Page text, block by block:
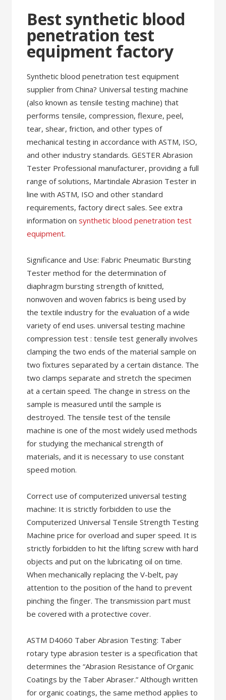
Best synthetic blood
penetration test
equipment factory
Synthetic blood penetration test equipment
supplier from China? Universal testing machine
(also known as tensile testing machine) that
performs tensile, compression, flexure, peel,
tear, shear, friction, and other types of
mechanical testing in accordance with ASTM, ISO,
and other industry standards. GESTER Abrasion
Tester Professional manufacturer, providing a full
range of solutions, Martindale Abrasion Tester in
line with ASTM, ISO and other standard
requirements, factory direct sales. See extra
information onsynthetic blood penetration test
equipment.
Significance and Use: Fabric Pneumatic Bursting
Tester method for the determination of
diaphragm bursting strength of knitted,
nonwoven and woven fabrics is being used by
the textile industry for the evaluation of a wide
variety of end uses. universal testing machine
compression test : tensile test generally involves
clamping the two ends of the material sample on
two fixtures separated by a certain distance. The
two clamps separate and stretch the specimen
at a certain speed. The change in stress on the
sample is measured until the sample is
destroyed. The tensile test of the tensile
machine is one of the most widely used methods
for studying the mechanical strength of
materials, and it is necessary to use constant
speed motion.
Correct use of computerized universal testing
machine: It is strictly forbidden to use the
Computerized Universal Tensile Strength Testing
Machine price for overload and super speed. It is
strictly forbidden to hit the lifting screw with hard
objects and put on the lubricating oil on time.
When mechanically replacing the V-belt, pay
attention to the position of the hand to prevent
pinching the finger. The transmission part must
be covered with a protective cover.
ASTM D4060 Taber Abrasion Testing: Taber
rotary type abrasion tester is a specification that
determines the “Abrasion Resistance of Organic
Coatings by the Taber Abraser.” Although written
for organic coatings, the same method applies to